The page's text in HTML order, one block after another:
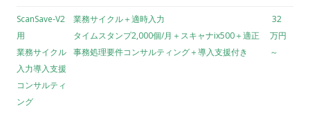
ScanSave-V2
用
業務サイクル
入力導入支援
コンサルティ
ング
業務サイクル＋適時入力
タイムスタンプ2,000個/月＋スキャナix500＋適正
事務処理要件コンサルティング＋導入支援付き
32
万円
～